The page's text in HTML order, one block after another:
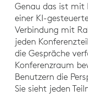
Genau das ist mit
einer KI-
Verbindung mit
jeden
die Gespräche
Konferenzraum
Benutzern die
Sie sieht jeden